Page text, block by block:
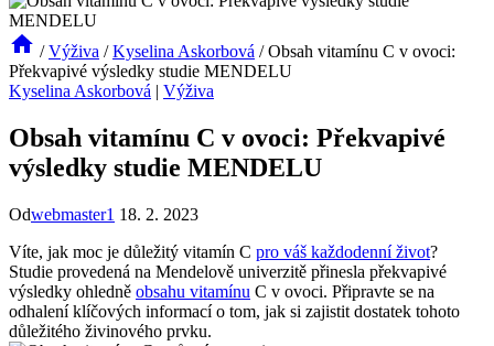
/ Výživa / Kyselina Askorbová / Obsah vitamínu C v ovoci:
Překvapivé výsledky studie MENDELU
Kyselina Askorbová | Výživa
Obsah vitamínu C v ovoci: Překvapivé
výsledky studie MENDELU
Odwebmaster1 18. 2. 2023
Víte, jak moc je důležitý vitamín C pro váš každodenní život?
Studie provedená na Mendelově univerzitě přinesla překvapivé
výsledky ohledně obsahu vitamínu C v ovoci. Připravte se na
odhalení klíčových informací o tom, jak si zajistit dostatek tohoto
důležitého živinového prvku.